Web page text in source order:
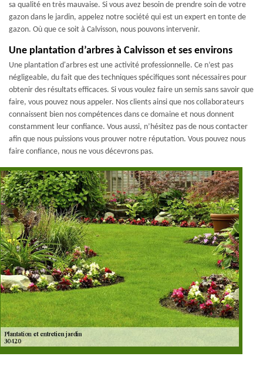
sa qualité en très mauvaise. Si vous avez besoin de prendre soin de votre
gazon dans le jardin, appelez notre société qui est un expert en tonte de
gazon. Où que ce soit à Calvisson, nous pouvons intervenir.
Une plantation d’arbres à Calvisson et ses environs
Une plantation d'arbres est une activité professionnelle. Ce n’est pas
négligeable, du fait que des techniques spécifiques sont nécessaires pour
obtenir des résultats efficaces. Si vous voulez faire un semis sans savoir que
faire, vous pouvez nous appeler. Nos clients ainsi que nos collaborateurs
connaissent bien nos compétences dans ce domaine et nous donnent
constamment leur confiance. Vous aussi, n’hésitez pas de nous contacter
afin que nous puissions vous prouver notre réputation. Vous pouvez nous
faire confiance, nous ne vous décevrons pas.